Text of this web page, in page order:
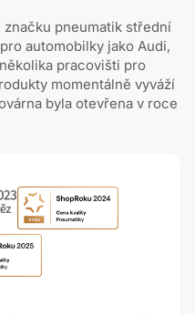
pneumatik střední
automobilky jako Audi,
pracovišti pro
momentálně vyváží
byla otevřena v roce